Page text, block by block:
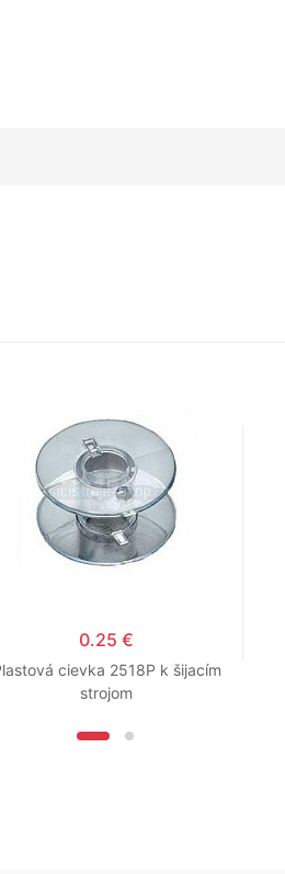
0.25 €
cievka 2518P k šijacím
strojom